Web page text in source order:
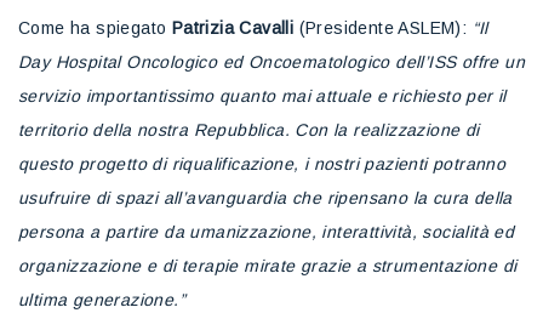
Come ha spiegato Patrizia Cavalli (Presidente ASLEM): “Il
Day Hospital Oncologico ed Oncoematologico dell’ISS offre un
servizio importantissimo quanto mai attuale e richiesto per il
territorio della nostra Repubblica. Con la realizzazione di
questo progetto di riqualificazione, i nostri pazienti potranno
usufruire di spazi all’avanguardia che ripensano la cura della
persona a partire da umanizzazione, interattività, socialità ed
organizzazione e di terapie mirate grazie a strumentazione di
ultima generazione.”